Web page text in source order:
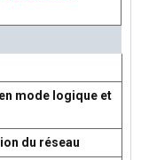
mode logique et
du réseau